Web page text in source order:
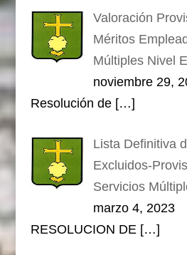
Valoración
Méritos
Múltiples Nivel E
noviembre 29,
Resolución de […]
Lista Definitiva
Excluidos-
Servicios
marzo 4, 2023
RESOLUCION DE […]